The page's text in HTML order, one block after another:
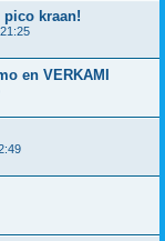
kraan!
en VERKAMI